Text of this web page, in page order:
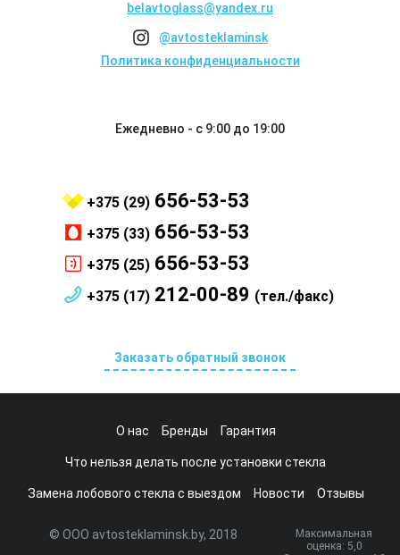
belavtoglass@yandex.ru
@avtosteklaminsk
Политика конфиденциальности
Ежедневно - с 9:00 до 19:00
+375 (29) 656-53-53
+375 (33) 656-53-53
+375 (25) 656-53-53
+375 (17) 212-00-89 (тел./факс)
Заказать обратный звонок
О нас Бренды Гарантия
Что нельзя делать после установки стекла
Замена лобового стекла с выездом Новости Отзывы
© ООО avtosteklaminsk.by, 2018
Максимальная
оценка: 5,0